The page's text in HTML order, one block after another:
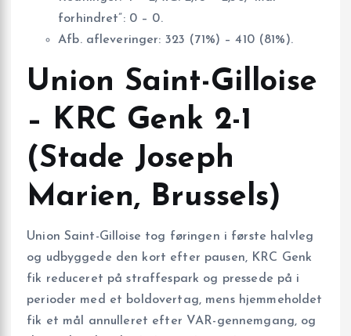
forhindret”: 0 – 0.
Afb. afleveringer: 323 (71%) – 410 (81%).
Union Saint-Gilloise
– KRC Genk 2-1
(Stade Joseph
Marien, Brussels)
Union Saint-Gilloise tog føringen i første halvleg
og udbyggede den kort efter pausen, KRC Genk
fik reduceret på straffespark og pressede på i
perioder med et boldovertag, mens hjemmeholdet
fik et mål annulleret efter VAR-gennemgang, og